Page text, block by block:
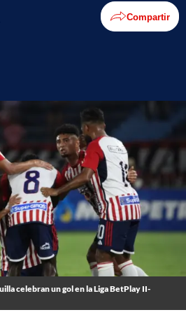
Compartir
celebran un gol en la Liga BetPlay II-